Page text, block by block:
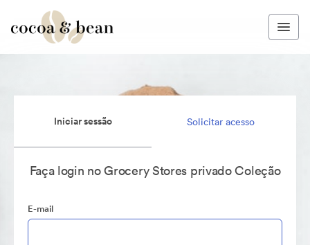
Iniciar sessão Solicitar acesso
Faça login no Grocery Stores privado Coleção
E-mail